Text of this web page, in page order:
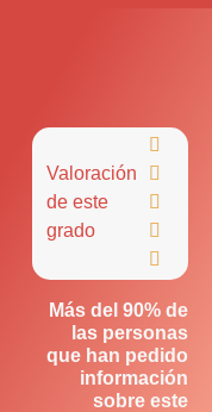
Valoración
de este
grado





Más del 90% de
las personas
que han pedido
información
sobre este